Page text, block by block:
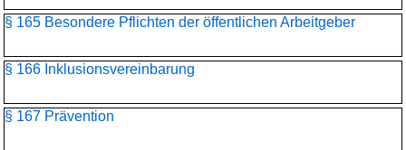
§ 165 Besondere Pflichten der öffentlichen Arbeitgeber
§ 166 Inklusionsvereinbarung
§ 167 Prävention